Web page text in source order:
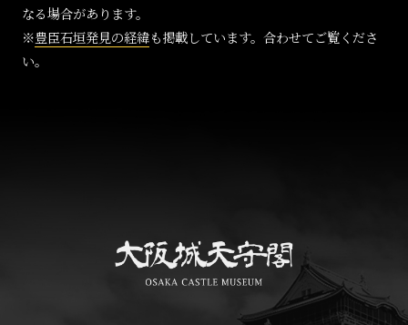
なる場合があります。
※豊臣石垣発見の経緯も掲載しています。合わせてご覧くださ
い。